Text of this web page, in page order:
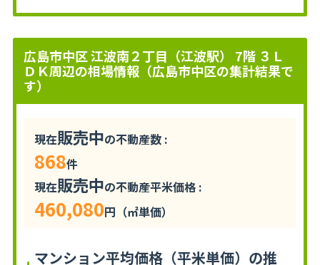
広島市中区 江波南２丁目（江波駅） 7階 ３Ｌ
ＤＫ周辺の相場情報（広島市中区の集計結果で
す）
現在販売中の不動産数 :
868件
現在販売中の不動産平米価格 :
460,080円（㎡単価）
マンション平均価格（平米単価）の推